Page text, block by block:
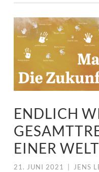
ENDLICH
EINER
21. JUNI 2021 JENS